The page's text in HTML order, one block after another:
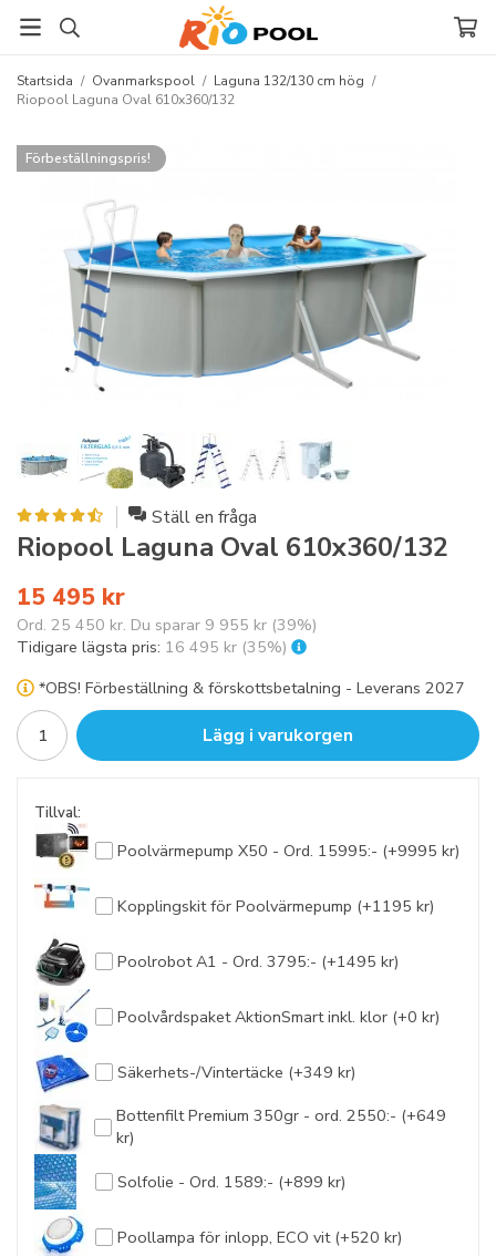
Startsida / Ovanmarkspool / Laguna 132/130 cm hög /
Riopool Laguna Oval 610x360/132
Förbeställningspris!
Ställ en fråga
Riopool Laguna Oval 610x360/132
15 495 kr
Ord. 25 450 kr. Du sparar 9 955 kr (39%)
Tidigare lägsta pris: 16 495 kr (35%)
*OBS! Förbeställning & förskottsbetalning - Leverans 2027
Lägg i varukorgen
Tillval:
Poolvärmepump X50 - Ord. 15995:- (+9995 kr)
Kopplingskit för Poolvärmepump (+1195 kr)
Poolrobot A1 - Ord. 3795:- (+1495 kr)
Poolvårdspaket AktionSmart inkl. klor (+0 kr)
Säkerhets-/Vintertäcke (+349 kr)
Bottenfilt Premium 350gr - ord. 2550:- (+649
kr)
Solfolie - Ord. 1589:- (+899 kr)
Poollampa för inlopp, ECO vit (+520 kr)